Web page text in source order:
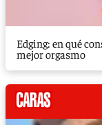
Edging: en qué
mejor orgasmo